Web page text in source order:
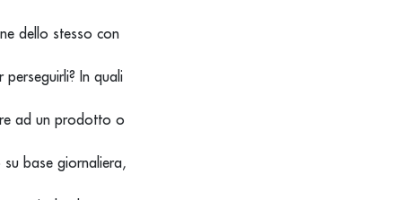
dello stesso con
In quali
ad un prodotto o
base giornaliera,